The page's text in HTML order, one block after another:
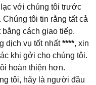
với chúng tôi trước
tôi tin rằng tất cả
cách giao tiếp.
dịch vụ tốt nhất****, xin
khi gởi cho chúng tôi.
hoàn thiện hơn.
tôi, hãy là người đầu